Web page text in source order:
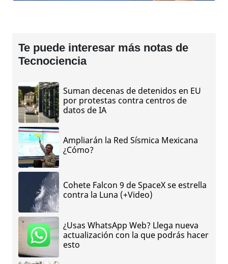
Te puede interesar más notas de
Tecnociencia
Suman decenas de detenidos en EU
por protestas contra centros de
datos de IA
Ampliarán la Red Sísmica Mexicana
¿Cómo?
Cohete Falcon 9 de SpaceX se estrella
contra la Luna (+Video)
¿Usas WhatsApp Web? Llega nueva
actualización con la que podrás hacer
esto